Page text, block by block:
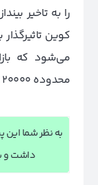
را به تاخیر
کوین
محدوده ۲۰۰۰۰ سقوط کند.
به نظر شما این
داشت و بیت کوین